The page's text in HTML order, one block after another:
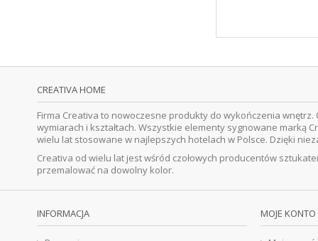
CREATIVA HOME
Firma Creativa to nowoczesne produkty do wykończenia
wymiarach i kształtach. Wszystkie elementy sygnowane marką
wielu lat stosowane w najlepszych hotelach w Polsce. Dzięki
Creativa od wielu lat jest wśród czołowych producentów
przemalować na dowolny kolor.
INFORMACJA MOJE KONTO